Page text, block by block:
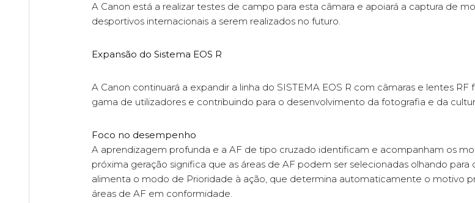
A Canon está a realizar testes de campo para esta câmara e apoiará a captura de
desportivos internacionais a serem realizados no futuro.
Expansão do Sistema EOS R
A Canon continuará a expandir a linha do SISTEMA EOS R com câmaras e lentes
gama de utilizadores e contribuindo para o desenvolvimento da fotografia e da
Foco no desempenho
A aprendizagem profunda e a AF de tipo cruzado identificam e acompanham os
próxima geração significa que as áreas de AF podem ser selecionadas olhando
alimenta o modo de Prioridade à ação, que determina automaticamente o motivo
áreas de AF em conformidade.